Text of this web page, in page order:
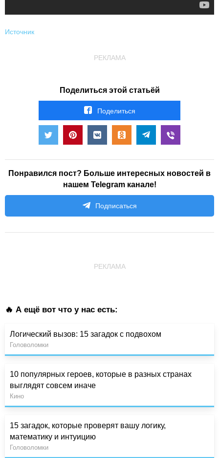
Источник
РЕКЛАМА
Поделиться этой статьёй
Поделиться
Понравился пост? Больше интересных новостей в
нашем Telegram канале!
Подписаться
РЕКЛАМА
🔥 А ещё вот что у нас есть:
Логический вызов: 15 загадок с подвохом
Головоломки
10 популярных героев, которые в разных странах
выглядят совсем иначе
Кино
15 загадок, которые проверят вашу логику,
математику и интуицию
Головоломки